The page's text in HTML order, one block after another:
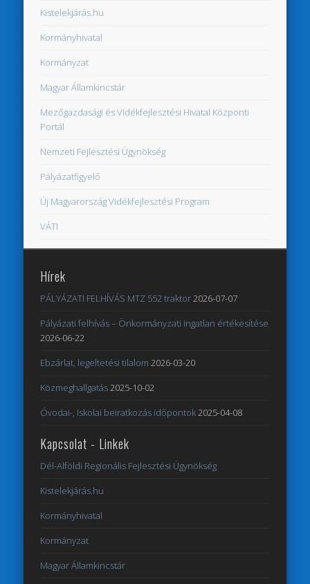
Kistelekjárás.hu
Kormányhivatal
Kormányzat
Magyar Államkincstár
Mezőgazdasági és Vidékfejlesztési Hivatal Központi
Portál
Nemzeti Fejlesztési Ügynökség
Pályázatfigyelő
Új Magyarország Vidékfejlesztési Program
VÁTI
Hírek
PÁLYÁZATI FELHÍVÁS MTZ 552 traktor2026-07-07
Pályázati felhívás – Önkormányzati ingatlan értékesítése
2026-06-22
Ebzárlat, legeltetési tilalom 2026-03-20
Közmeghallgatás2025-10-02
Óvodai-, Iskolai beiratkozás időpontok2025-04-08
Kapcsolat - Linkek
Dél-Alföldi Regionális Fejlesztési Ügynökség
Kistelekjárás.hu
Kormányhivatal
Kormányzat
Magyar Államkincstár